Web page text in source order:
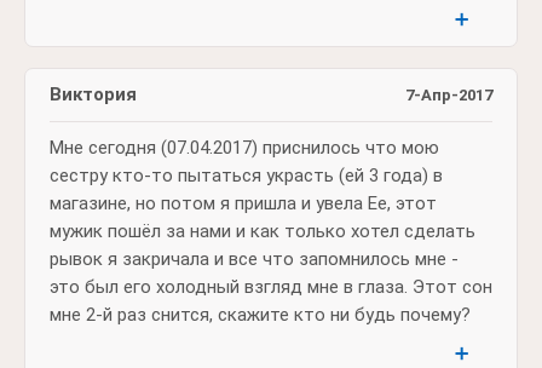
➕
7-Апр-2017
Виктория
Мне сегодня (07.04.2017) приснилось что мою
сестру кто-то пытаться украсть (ей 3 года) в
магазине, но потом я пришла и увела Ее, этот
мужик пошёл за нами и как только хотел сделать
рывок я закричала и все что запомнилось мне -
это был его холодный взгляд мне в глаза. Этот сон
мне 2-й раз снится, скажите кто ни будь почему?
➕